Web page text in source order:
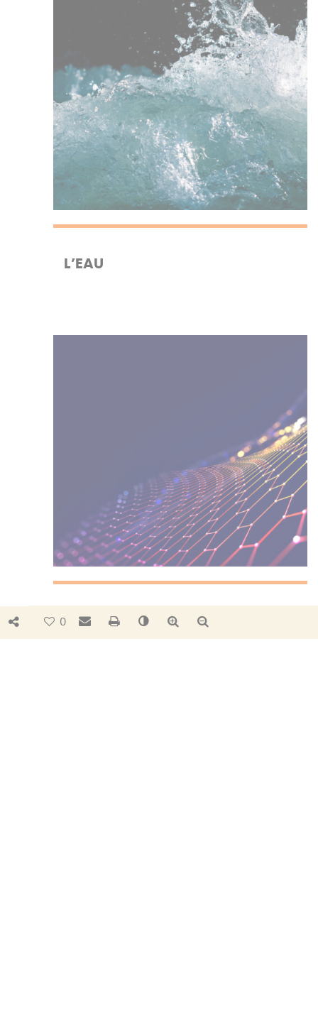
Bouton de partage
0 Envoyer par e-mail
ImprimerChanger le contraste
Agrandir le texte
L’EAU
LE NUMÉRIQUE